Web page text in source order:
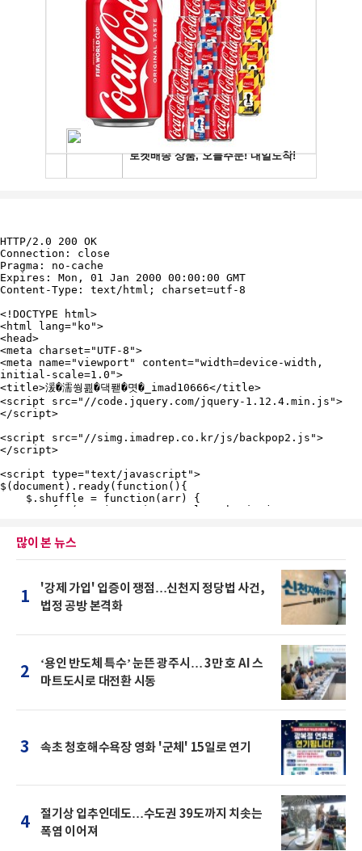
많이 본 뉴스
1
'강제 가입' 입증이 쟁점…신천지 정당법 사건,
법정 공방 본격화
2
‘용인 반도체 특수’ 눈뜬 광주시… 3만 호 AI 스
마트도시로 대전환 시동
3 속초 청호해수욕장 영화 '군체' 15일로 연기
4
절기상 입추인데도…수도권 39도까지 치솟는
폭염 이어져